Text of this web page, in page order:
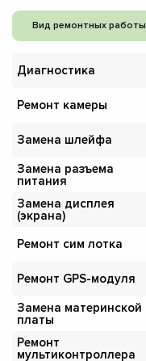
Вид ремонтных работы
Диагностика
Ремонт камеры
Замена шлейфа
Замена разъема
питания
Замена дисплея
(экрана)
Ремонт сим лотка
Ремонт GPS-модуля
Замена материнской
платы
Ремонт
мультиконтроллера